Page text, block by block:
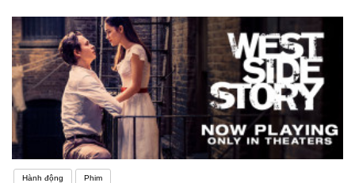
Hành động Phim